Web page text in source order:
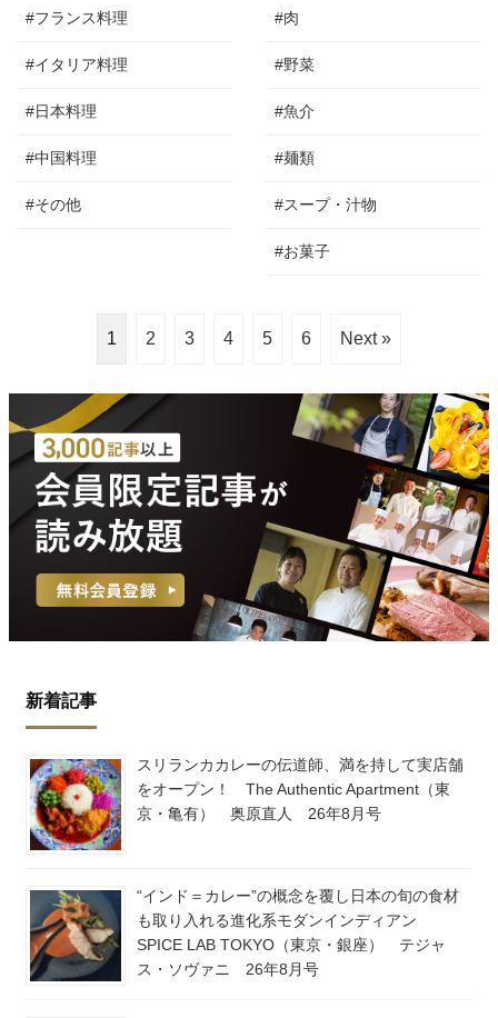
#フランス料理
#イタリア料理
#日本料理
#中国料理
#その他
#肉
#野菜
#魚介
#麺類
#スープ・汁物
#お菓子
1 2 3 4 5 6 Next »
新着記事
スリランカカレーの伝道師、満を持して実店舗
をオープン！ The Authentic Apartment（東
京・亀有） 奥原直人 26年8月号
“インド＝カレー”の概念を覆し日本の旬の食材
も取り入れる進化系モダンインディアン
SPICE LAB TOKYO（東京・銀座） テジャ
ス・ソヴァニ 26年8月号